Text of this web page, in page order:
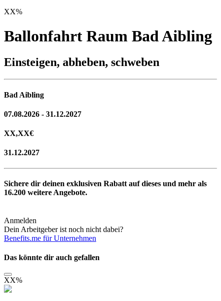
XX%
Ballonfahrt Raum Bad Aibling
Einsteigen, abheben, schweben
Bad Aibling
07.08.2026 - 31.12.2027
XX,XX€
31.12.2027
Sichere dir deinen exklusiven Rabatt auf dieses und mehr als
16.200 weitere Angebote.
Anmelden
Dein Arbeitgeber ist noch nicht dabei?
Benefits.me für Unternehmen
Das könnte dir auch gefallen
XX%